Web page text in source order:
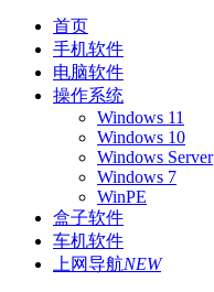
首页
手机软件
电脑软件
操作系统
Windows 11
Windows 10
Windows Server
Windows 7
WinPE
盒子软件
车机软件
上网导航NEW